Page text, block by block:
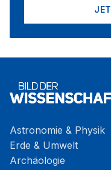
Astronomie & Physik
Erde & Umwelt
Archäologie